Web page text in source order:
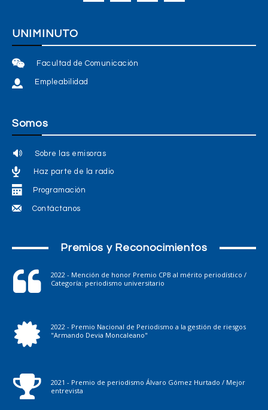
UNIMINUTO
Facultad de Comunicación
Empleabilidad
Somos
Sobre las emisoras
Haz parte de la radio
Programación
Contáctanos
Premios y Reconocimientos
2022 - Mención de honor Premio CPB al mérito periodístico /
Categoría: periodismo universitario
2022 - Premio Nacional de Periodismo a la gestión de riesgos
"Armando Devia Moncaleano"
2021 - Premio de periodismo Álvaro Gómez Hurtado / Mejor
entrevista